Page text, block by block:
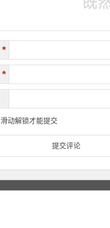
*
*
滑动解锁才能提交